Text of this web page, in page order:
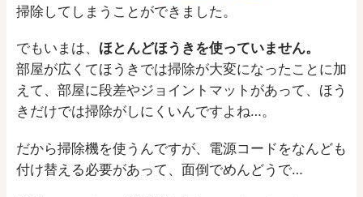
掃除してしまうことができました。
でもいまは、 ほとんどほうきを使っていません。
部屋が広くてほうきでは掃除が大変になったことに加
えて、部屋に段差やジョイントマットがあって、ほう
きだけでは掃除がしにくいんですよね…。
だから掃除機を使うんですが、電源コードをなんども
付け替える必要があって、面倒でめんどうで…